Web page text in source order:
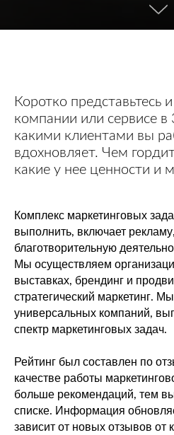
Коротко представьтесь
компании или сервисе в
какими клиентами вы
вдохновляет. Чем
какие у нее ценности и
Комплекс маркетинговых
выполнить, включает
благотворительную
Мы осуществляем
выставках, брендинг и
стратегический маркетинг.
универсальных компаний,
спектр маркетинговых задач.
Рейтинг был составлен по
качестве работы
больше рекомендаций, тем
списке. Информация
зависит от новых отзывов от